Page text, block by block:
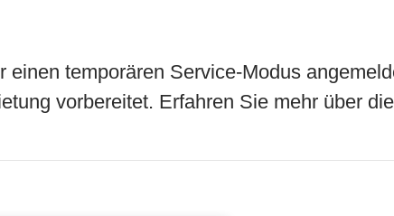
einen temporären Service-Modus
vorbereitet. Erfahren Sie mehr über